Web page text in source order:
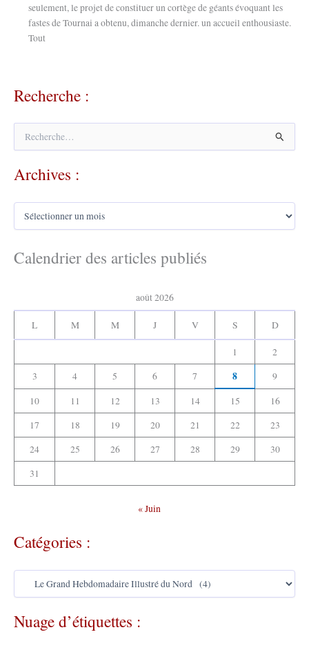
seulement, le projet de constituer un cortège de géants évoquant les
fastes de Tournai a obtenu, dimanche dernier. un accueil enthousiaste.
Tout
Recherche :
h
e
h
r
Archives :
A
iCalendrier des articles publiés
août 2026
L M M J V S D
1
2
3
4 5 6 7 8
9
10
11 12 13 14 15
16
17
18 19 20 21 22
23
24
25 26 27 28 29
30
31
« Juin
Catégories :
C
é
g
Nuage d’étiquettes :